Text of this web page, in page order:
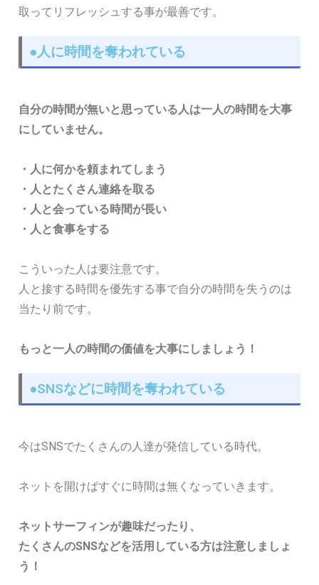
取ってリフレッシュする事が最善です。
●人に時間を奪われている
自分の時間が無いと思っている人は一人の時間を大事
にしていません。
・人に何かを頼まれてしまう
・人とたくさん連絡を取る
・人と会っている時間が長い
・人と食事をする
こういった人は要注意です。
人と接する時間を優先する事で自分の時間を失うのは
当たり前です。
もっと一人の時間の価値を大事にしましょう！
●SNSなどに時間を奪われている
今はSNSでたくさんの人達が発信している時代。
ネットを開けばすぐに時間は無くなっていきます。
ネットサーフィンが趣味だったり、
たくさんのSNSなどを活用している方は注意しましょ
う！